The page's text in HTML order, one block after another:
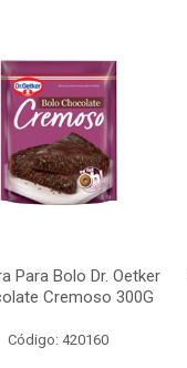
Para Bolo Dr. Oetker
Cremoso 300G
Código: 420160